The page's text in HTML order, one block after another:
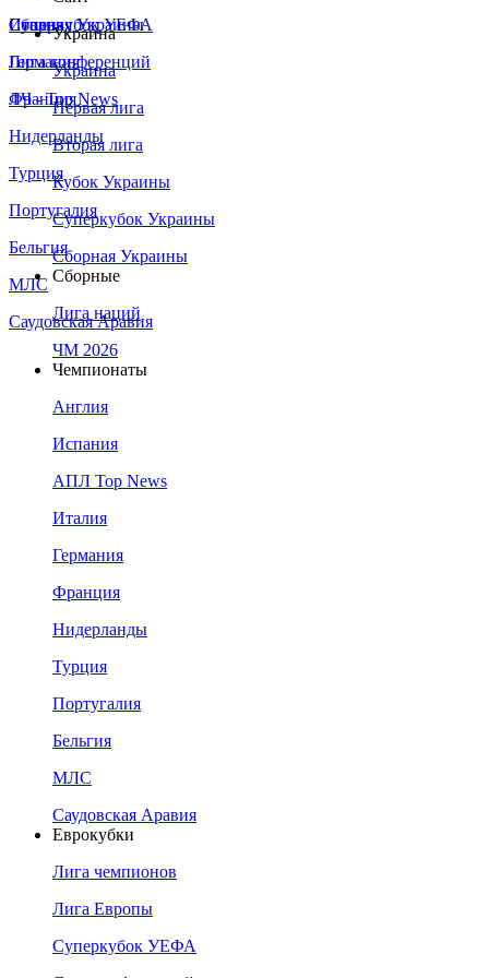
Сборная Украины
Италия
Германия
Франция
Нидерланды
Турция
Португалия
Бельгия
МЛС
Саудовская Аравия
Суперкубок УЕФА
Лига конференций
ЛЧ - Top News
Украина
Украина
Первая лига
Вторая лига
Кубок Украины
Суперкубок Украины
Сборная Украины
Сборные
Лига наций
ЧМ 2026
Чемпионаты
Англия
Испания
АПЛ Top News
Италия
Германия
Франция
Нидерланды
Турция
Португалия
Бельгия
МЛС
Саудовская Аравия
Еврокубки
Лига чемпионов
Лига Европы
Суперкубок УЕФА